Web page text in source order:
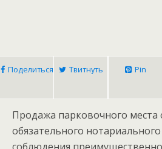
Поделиться Твитнуть Pin
Продажа парковочного места
обязательного